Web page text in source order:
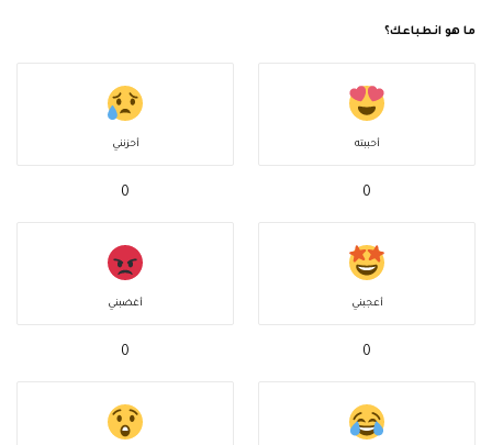
ما هو انطباعك؟
أحببته
0
أحزنني
0
أعجبني
0
أغضبني
0